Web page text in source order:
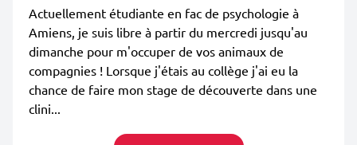
Actuellement étudiante en fac de psychologie à
Amiens, je suis libre à partir du mercredi jusqu'au
dimanche pour m'occuper de vos animaux de
compagnies ! Lorsque j'étais au collège j'ai eu la
chance de faire mon stage de découverte dans une
clini...